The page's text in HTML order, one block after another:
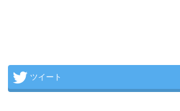
ツイート